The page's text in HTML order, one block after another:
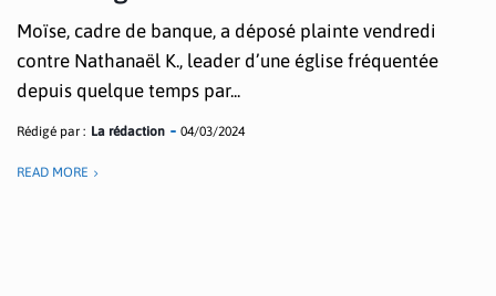
Moïse, cadre de banque, a déposé plainte vendredi
contre Nathanaël K., leader d’une église fréquentée
depuis quelque temps par...
Rédigé par : La rédaction 04/03/2024
READ MORE